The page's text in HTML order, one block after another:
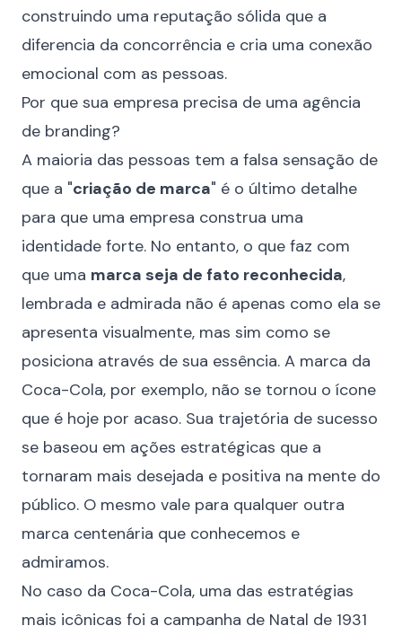
construindo uma reputação sólida que a
diferencia da concorrência e cria uma conexão
emocional com as pessoas.
Por que sua empresa precisa de uma agência
de branding?
A maioria das pessoas tem a falsa sensação de
que a "criação de marca" é o último detalhe
para que uma empresa construa uma
identidade forte. No entanto, o que faz com
que uma marca seja de fato reconhecida,
lembrada e admirada não é apenas como ela se
apresenta visualmente, mas sim como se
posiciona através de sua essência. A marca da
Coca-Cola, por exemplo, não se tornou o ícone
que é hoje por acaso. Sua trajetória de sucesso
se baseou em ações estratégicas que a
tornaram mais desejada e positiva na mente do
público. O mesmo vale para qualquer outra
marca centenária que conhecemos e
admiramos.
No caso da Coca-Cola, uma das estratégias
mais icônicas foi a campanha de Natal de 1931